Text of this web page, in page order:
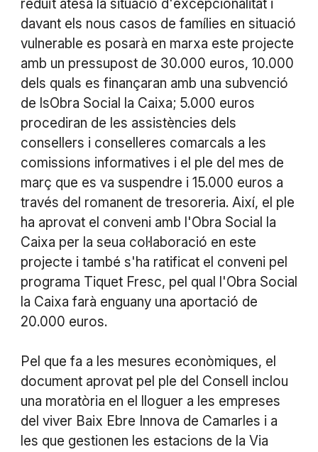
reduït atesa la situació d'excepcionalitat i
davant els nous casos de famílies en situació
vulnerable es posarà en marxa este projecte
amb un pressupost de 30.000 euros, 10.000
dels quals es finançaran amb una subvenció
de lsObra Social la Caixa; 5.000 euros
procediran de les assistències dels
consellers i conselleres comarcals a les
comissions informatives i el ple del mes de
març que es va suspendre i 15.000 euros a
través del romanent de tresoreria. Així, el ple
ha aprovat el conveni amb l'Obra Social la
Caixa per la seua col·laboració en este
projecte i també s'ha ratificat el conveni pel
programa Tiquet Fresc, pel qual l'Obra Social
la Caixa farà enguany una aportació de
20.000 euros.
Pel que fa a les mesures econòmiques, el
document aprovat pel ple del Consell inclou
una moratòria en el lloguer a les empreses
del viver Baix Ebre Innova de Camarles i a
les que gestionen les estacions de la Via